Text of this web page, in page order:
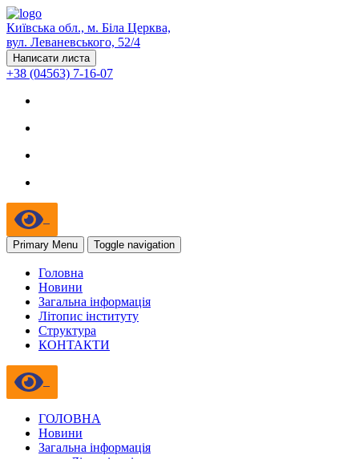
Київська обл., м. Біла Церква,
вул. Леваневського, 52/4
Написати листа
+38 (04563) 7-16-07
Primary Menu Toggle navigation
Головна
Новини
Загальна інформація
Літопис інституту
Структура
КОНТАКТИ
ГОЛОВНА
Новини
Загальна інформація